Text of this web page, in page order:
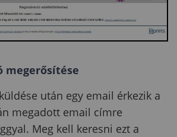
megerősítése
után egy email érkezik a
megadott email címre
Meg kell keresni ezt a